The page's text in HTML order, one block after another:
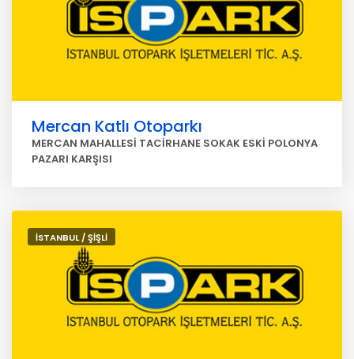
Mercan Katlı Otoparkı
MERCAN MAHALLESİ TACİRHANE SOKAK ESKİ POLONYA
PAZARI KARŞISI
İSTANBUL / ŞİŞLİ